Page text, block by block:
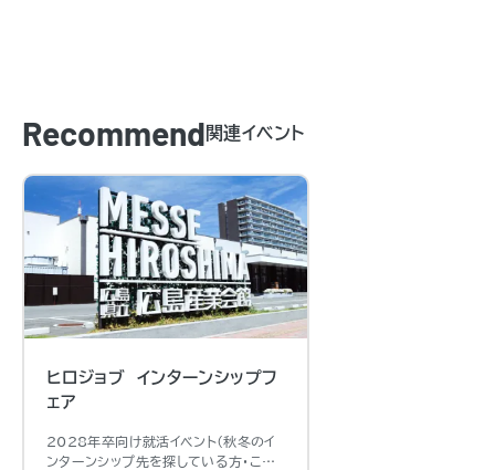
Recommend関連イベント
ヒロジョブ インターンシップフ
ェア
2028年卒向け就活イベント（秋冬のイ
ンターンシップ先を探している方・これ